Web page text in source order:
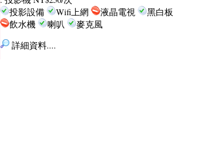
投影設備
Wifi上網 液晶電視
黑白板
飲水機
喇叭
麥克風
詳細資料....